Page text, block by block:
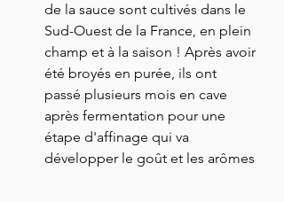
de la sauce sont cultivés dans le
Sud-Ouest de la France, en plein
champ et à la saison ! Après avoir
été broyés en purée, ils ont
passé plusieurs mois en cave
après fermentation pour une
étape d'affinage qui va
développer le goût et les arômes